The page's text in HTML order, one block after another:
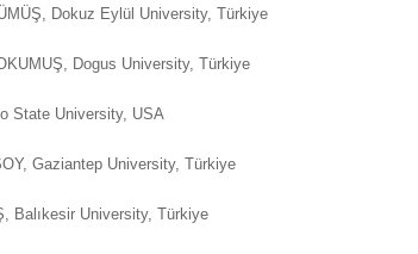
Dokuz Eylül University, Türkiye
Dogus University, Türkiye
State University, USA
Gaziantep University, Türkiye
Balıkesir University, Türkiye